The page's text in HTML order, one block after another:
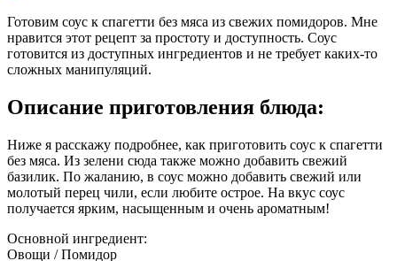
Готовим соус к спагетти без мяса из свежих помидоров. Мне
нравится этот рецепт за простоту и доступность. Соус
готовится из доступных ингредиентов и не требует каких-то
сложных манипуляций.
Описание приготовления блюда:
Ниже я расскажу подробнее, как приготовить соус к спагетти
без мяса. Из зелени сюда также можно добавить свежий
базилик. По жаланию, в соус можно добавить свежий или
молотый перец чили, если любите острое. На вкус соус
получается ярким, насыщенным и очень ароматным!
Основной ингредиент:
Овощи / Помидор